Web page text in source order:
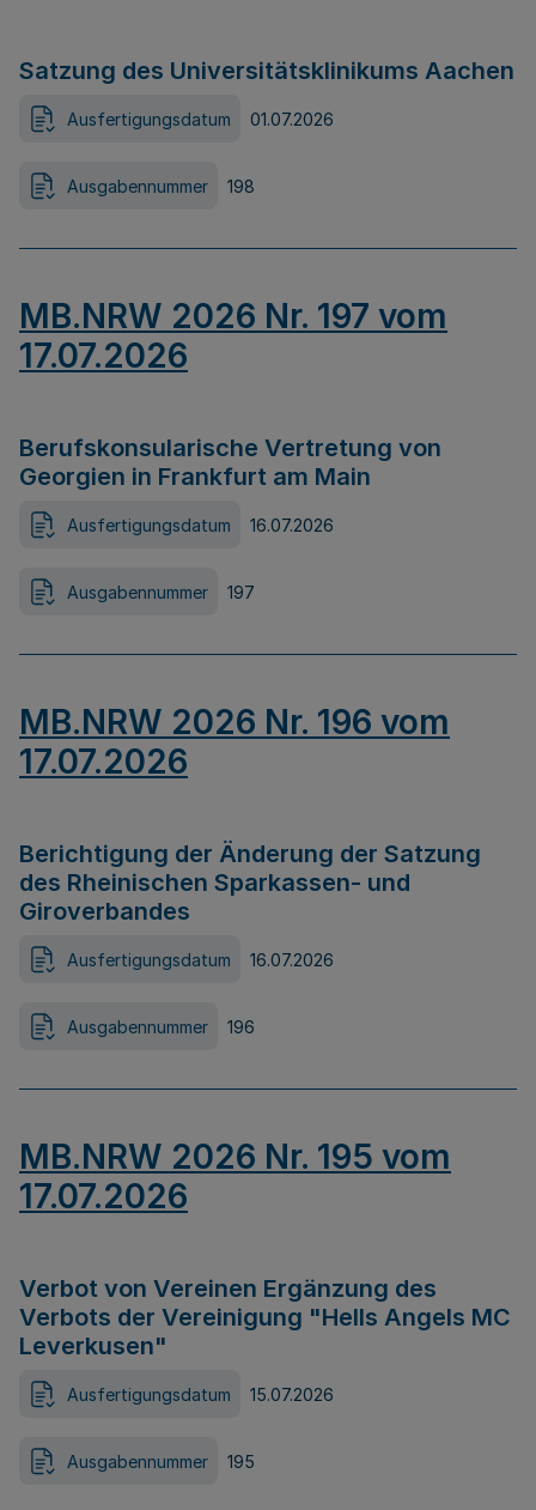
Satzung des Universitätsklinikums Aachen
Ausfertigungsdatum 01.07.2026
Ausgabennummer 198
MB.NRW 2026 Nr. 197 vom
17.07.2026
Berufskonsularische Vertretung von
Georgien in Frankfurt am Main
Ausfertigungsdatum 16.07.2026
Ausgabennummer 197
MB.NRW 2026 Nr. 196 vom
17.07.2026
Berichtigung der Änderung der Satzung
des Rheinischen Sparkassen- und
Giroverbandes
Ausfertigungsdatum 16.07.2026
Ausgabennummer 196
MB.NRW 2026 Nr. 195 vom
17.07.2026
Verbot von Vereinen Ergänzung des
Verbots der Vereinigung "Hells Angels MC
Leverkusen"
Ausfertigungsdatum 15.07.2026
Ausgabennummer 195